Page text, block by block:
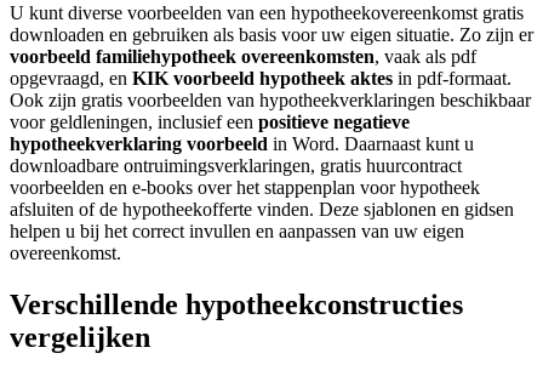
U kunt diverse voorbeelden van een hypotheekovereenkomst gratis
downloaden en gebruiken als basis voor uw eigen situatie. Zo zijn er
voorbeeld familiehypotheek overeenkomsten, vaak als pdf
opgevraagd, en KIK voorbeeld hypotheek aktes in pdf-formaat.
Ook zijn gratis voorbeelden van hypotheekverklaringen beschikbaar
voor geldleningen, inclusief een positieve negatieve
hypotheekverklaring voorbeeld in Word. Daarnaast kunt u
downloadbare ontruimingsverklaringen, gratis huurcontract
voorbeelden en e-books over het stappenplan voor hypotheek
afsluiten of de hypotheekofferte vinden. Deze sjablonen en gidsen
helpen u bij het correct invullen en aanpassen van uw eigen
overeenkomst.
Verschillende hypotheekconstructies
vergelijken